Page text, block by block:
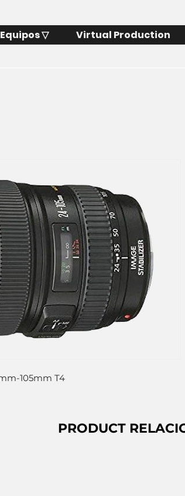
Equipos ▽ Virtual Production
105mm T4
PRODUCT